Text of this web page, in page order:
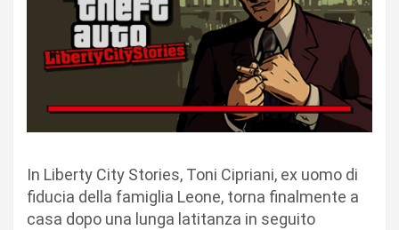
In Liberty City Stories, Toni Cipriani, ex uomo di
fiducia della famiglia Leone, torna finalmente a
casa dopo una lunga latitanza in seguito